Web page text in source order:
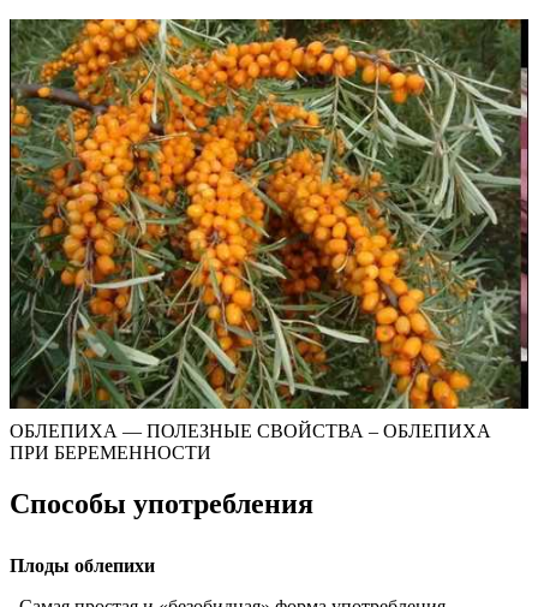
ОБЛЕПИХА — ПОЛЕЗНЫЕ СВОЙСТВА – ОБЛЕПИХА
ПРИ БЕРЕМЕННОСТИ
Способы употребления
Плоды облепихи